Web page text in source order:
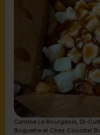
Cantine Le Bourgeois, St-
Boguette et Chez Cocotte!